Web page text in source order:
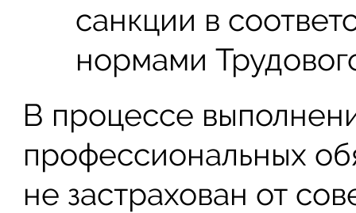
санкции в
нормами
В процессе
профессиональных
не застрахован от